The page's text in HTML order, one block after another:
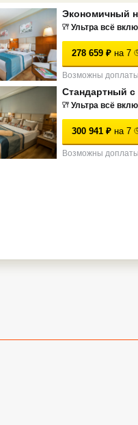
Экономичный
Ультра всё
278 659 ₽ на 7
Возможны
Стандартный
Ультра всё
300 941 ₽ на 7
Возможны